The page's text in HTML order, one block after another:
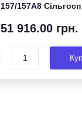
157/157A8
51 916.00 грн.